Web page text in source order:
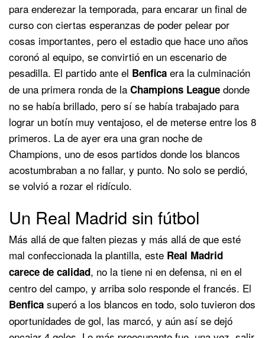
para enderezar la temporada, para encarar un final de
curso con ciertas esperanzas de poder pelear por
cosas importantes, pero el estadio que hace uno años
coronó al equipo, se convirtió en un escenario de
pesadilla. El partido ante el Benfica era la culminación
de una primera ronda de la Champions League donde
no se había brillado, pero sí se había trabajado para
lograr un botín muy ventajoso, el de meterse entre los 8
primeros. La de ayer era una gran noche de
Champions, uno de esos partidos donde los blancos
acostumbraban a no fallar, y punto. No solo se perdió,
se volvió a rozar el ridículo.
Un Real Madrid sin fútbol
Más allá de que falten piezas y más allá de que esté
mal confeccionada la plantilla, este Real Madrid
carece de calidad, no la tiene ni en defensa, ni en el
centro del campo, y arriba solo responde el francés. El
Benfica superó a los blancos en todo, solo tuvieron dos
oportunidades de gol, las marcó, y aún así se dejó